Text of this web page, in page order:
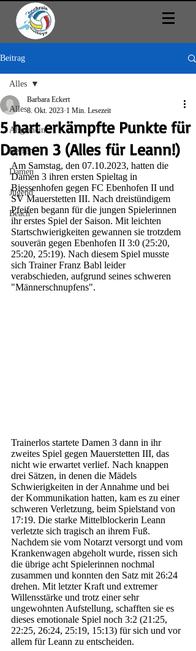
Beitrag
Alles
Allgemein
Herren
Damen
Jugend
Beach
Alles
5 hart erkämpfte Punkte für
Damen 3 (Alles für Leann!)
Barbara Eckert
8. Okt. 2023 1 Min. Lesezeit
Am Samstag, den 07.10.2023, hatten die
Damen 3 ihren ersten Spieltag in
Biessenhofen gegen FC Ebenhofen II und
SV Mauerstetten III. Nach dreistündigem
Pfeifen begann für die jungen Spielerinnen
ihr erstes Spiel der Saison. Mit leichten
Startschwierigkeiten gewannen sie trotzdem
souverän gegen Ebenhofen II 3:0 (25:20,
25:20, 25:19). Nach diesem Spiel musste
sich Trainer Franz Babl leider
verabschieden, aufgrund seines schweren
"Männerschnupfens".
Trainerlos startete Damen 3 dann in ihr
zweites Spiel gegen Mauerstetten III, das
nicht wie erwartet verlief. Nach knappen
drei Sätzen, in denen die Mädels
Schwierigkeiten in der Annahme und bei
der Kommunikation hatten, kam es zu einer
schweren Verletzung, beim Spielstand von
17:19. Die starke Mittelblockerin Leann
verletzte sich tragisch an ihrem Fuß.
Nachdem sie vom Notarzt versorgt und vom
Krankenwagen abgeholt wurde, rissen sich
die übrige acht Spielerinnen nochmal
zusammen und konnten den Satz mit 26:24
drehen. Mit letzter Kraft und extremer
Willensstärke und trotz einer sehr
ungewohnten Aufstellung, schafften sie es
dieses emotionale Spiel noch 3:2 (21:25,
22:25, 26:24, 25:19, 15:13) für sich und vor
allem für Leann zu entscheiden.